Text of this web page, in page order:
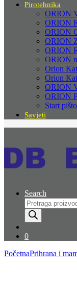
Pirotehnika
ORION
ORION
ORION
ORION
ORION
ORION
Orion
Orion
ORION
ORION
Start
Savjeti
Search
Products
search
0
PočetnaPrihrana i